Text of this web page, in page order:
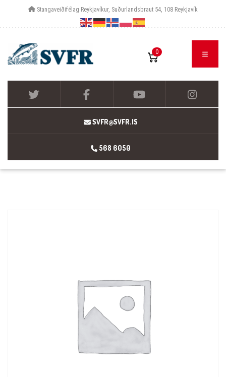
Stangaveiðifélag Reykjavíkur, Suðurlandsbraut 54, 108 Reykjavík
0
SVFR@SVFR.IS
568 6050